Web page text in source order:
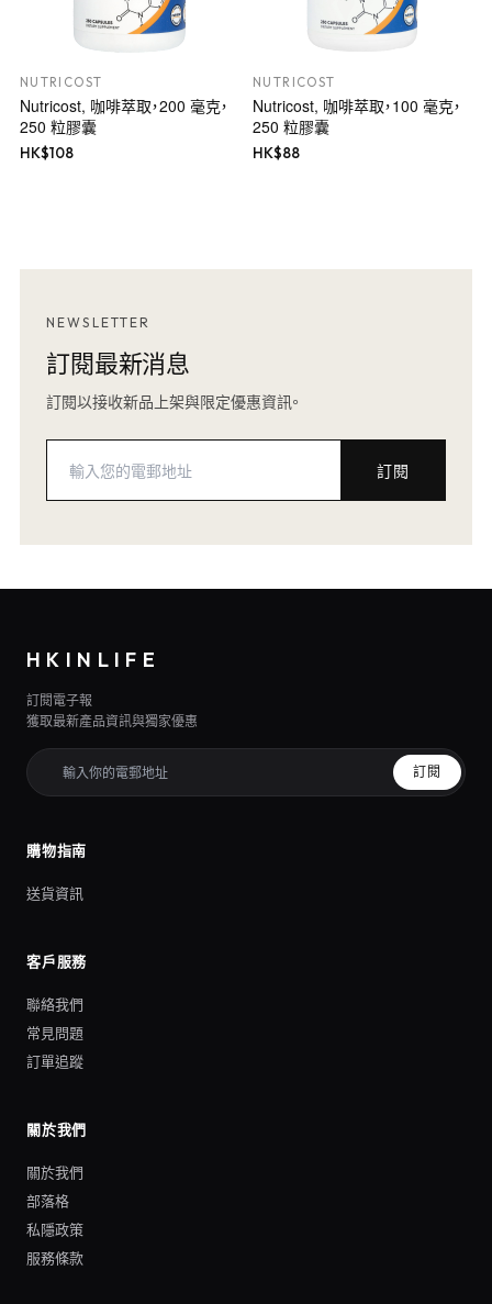
NUTRICOST
Nutricost, 咖啡萃取，200 毫克，
250 粒膠囊
HK$108
NUTRICOST
Nutricost, 咖啡萃取，100 毫克，
250 粒膠囊
HK$88
NEWSLETTER
訂閱最新消息
訂閱以接收新品上架與限定優惠資訊。
訂閱
HKINLIFE
訂閱電子報
獲取最新產品資訊與獨家優惠
訂閱
購物指南
送貨資訊
客戶服務
聯絡我們
常見問題
訂單追蹤
關於我們
關於我們
部落格
私隱政策
服務條款